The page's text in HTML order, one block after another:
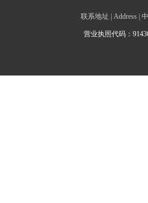
联系地址 | Address |
营业执照代码：